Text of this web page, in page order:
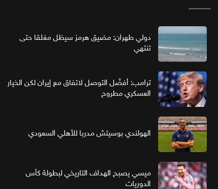
دولي طهران: مضيق هرمز سيظل مغلقا حتى
تنتهي
ترامب: أفضّل التوصل لاتفاق مع إيران لكن الخيار
العسكري مطروح
الهولندي بوسيتش مدربا للأهلي السعودي
ميسي يصبح الهداف التاريخي لبطولة كأس
الدوريات